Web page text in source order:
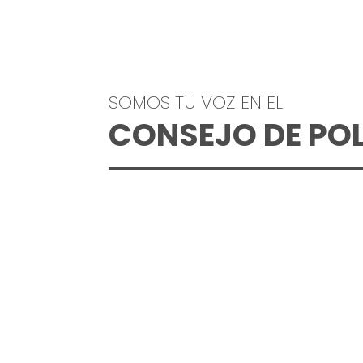
SOMOS TU VOZ EN EL
CONSEJO DE